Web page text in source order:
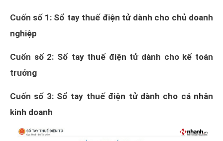
Cuốn số 1: Sổ tay thuế điện tử dành cho chủ doanh
nghiệp
Cuốn số 2: Sổ tay thuế điện tử dành cho kế toán
trưởng
Cuốn số 3: Sổ tay thuế điện tử dành cho cá nhân
kinh doanh